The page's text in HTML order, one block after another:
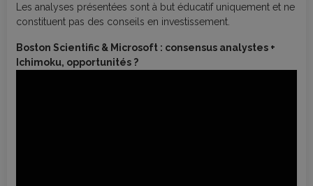
Les analyses présentées sont à but éducatif uniquement et ne
constituent pas des conseils en investissement.
Boston Scientific & Microsoft : consensus analystes +
Ichimoku, opportunités ?